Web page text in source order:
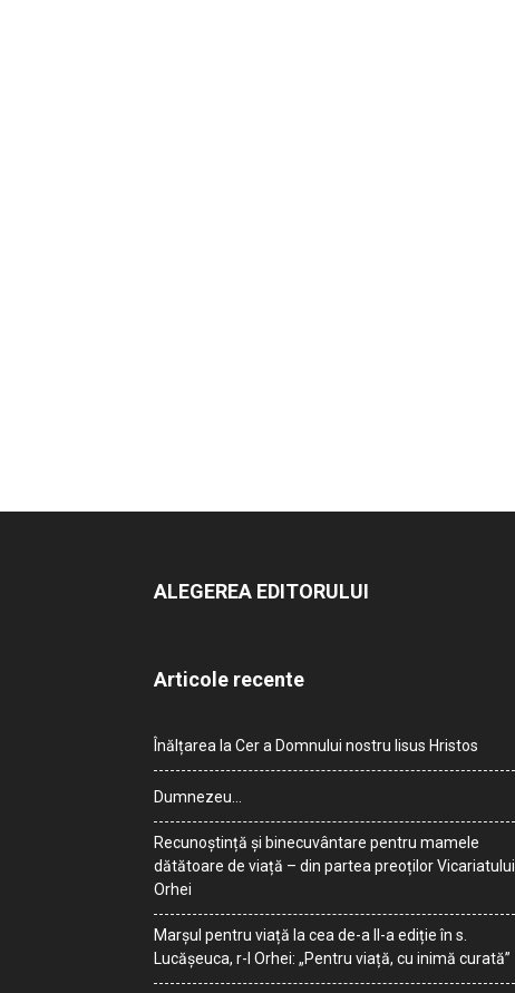
ALEGEREA EDITORULUI
Articole recente
Înălțarea la Cer a Domnului nostru Iisus Hristos
Dumnezeu…
Recunoștință și binecuvântare pentru mamele
dătătoare de viață – din partea preoților Vicariatului
Orhei
Marșul pentru viață la cea de-a II-a ediție în s.
Lucășeuca, r-l Orhei: „Pentru viață, cu inimă curată”